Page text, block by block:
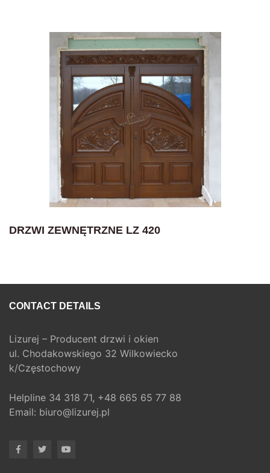
DRZWI ZEWNĘTRZNE LZ 420
CONTACT DETAILS
Lizurej – Producent drzwi i okien
ul. Chodakowskiego 32 Wilkowiecko
k/Częstochowy
Helpline 34 318 71, +48 665 65 77 88
Email: biuro@lizurej.pl